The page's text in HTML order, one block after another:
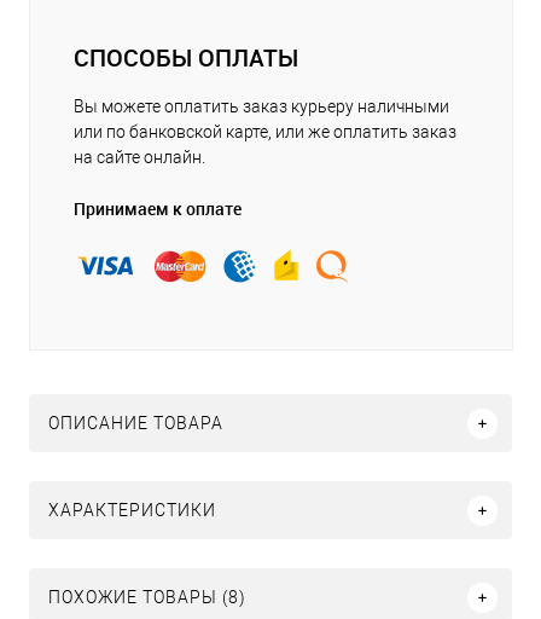
СПОСОБЫ ОПЛАТЫ
Вы можете оплатить заказ курьеру наличными
или по банковской карте, или же оплатить заказ
на сайте онлайн.
Принимаем к оплате
ОПИСАНИЕ ТОВАРА
ХАРАКТЕРИСТИКИ
ПОХОЖИЕ ТОВАРЫ (8)